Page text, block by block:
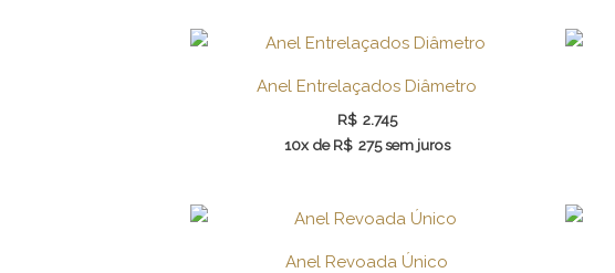
Anel Entrelaçados Diâmetro
R$ 2.745
10x deR$ 275 sem juros
Anel Revoada Único